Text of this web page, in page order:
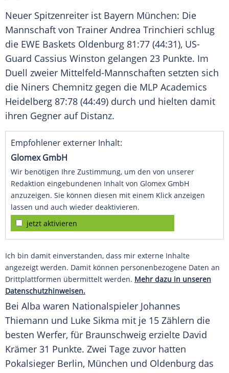
Neuer Spitzenreiter ist Bayern München: Die
Mannschaft von Trainer Andrea Trinchieri schlug
die EWE Baskets Oldenburg 81:77 (44:31), US-
Guard Cassius Winston gelangen 23 Punkte. Im
Duell zweier Mittelfeld-Mannschaften setzten sich
die Niners Chemnitz gegen die MLP Academics
Heidelberg 87:78 (44:49) durch und hielten damit
ihren Gegner auf Distanz.
Empfohlener externer Inhalt:
Glomex GmbH
Wir benötigen Ihre Zustimmung, um den von unserer
Redaktion eingebundenen Inhalt von Glomex GmbH
anzuzeigen. Sie können diesen mit einem Klick anzeigen
lassen und auch wieder deaktivieren.
jetzt aktivieren
Ich bin damit einverstanden, dass mir externe Inhalte
angezeigt werden. Damit können personenbezogene Daten an
Drittplattformen übermittelt werden. Mehr dazu in unseren
Datenschutzhinweisen.
Bei Alba waren Nationalspieler Johannes
Thiemann und Luke Sikma mit je 15 Zählern die
besten Werfer, für Braunschweig erzielte David
Krämer 31 Punkte. Zwei Tage zuvor hatten
Pokalsieger Berlin, München und Oldenburg das